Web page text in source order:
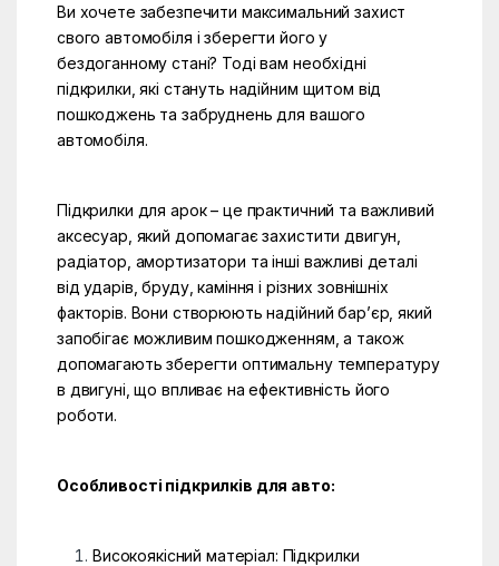
Ви хочете забезпечити максимальний захист
свого автомобіля і зберегти його у
бездоганному стані? Тоді вам необхідні
підкрилки, які стануть надійним щитом від
пошкоджень та забруднень для вашого
автомобіля.
Підкрилки для арок – це практичний та важливий
аксесуар, який допомагає захистити двигун,
радіатор, амортизатори та інші важливі деталі
від ударів, бруду, каміння і різних зовнішніх
факторів. Вони створюють надійний бар’єр, який
запобігає можливим пошкодженням, а також
допомагають зберегти оптимальну температуру
в двигуні, що впливає на ефективність його
роботи.
Особливості підкрилків для авто:
Високоякісний матеріал: Підкрилки